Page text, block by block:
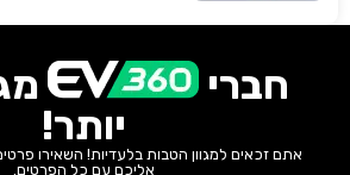
חברי
יותר!
אתם זכאים למגוון הטבות בלעדיות! השאירו
אליכם עם כל הפרטים.